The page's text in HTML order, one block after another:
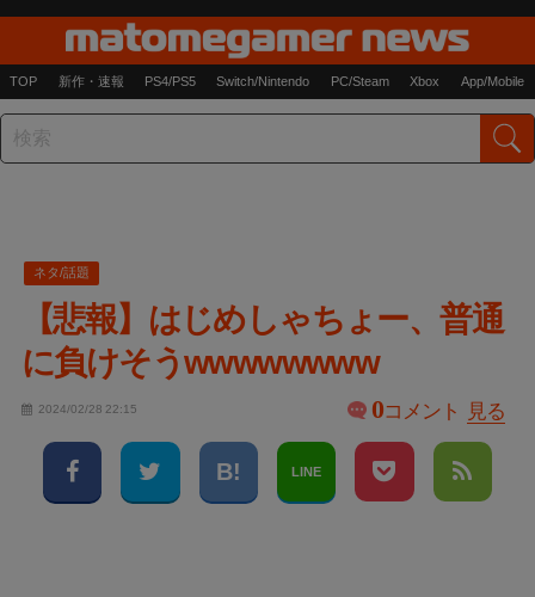
TOP 新作・速報 PS4/PS5 Switch/Nintendo PC/Steam Xbox App/Mobile
ネタ/話題
【悲報】はじめしゃちょー、普通
に負けそうwwwwwwww
2024/02/28 22:15 0コメント 見る
LINE